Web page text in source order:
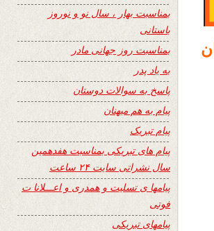
بمناسبت بهار ، سال نو و نوروز
باستانی
بمناسبت روز جهانی مادر
به یاد پدر
پاسخ به سوالات دوستان
پیام به هم میهنان
پیام تبریک
پیام های تبریکی بمناسبت هفدهمین
سال نشراتی سایت ۲۴ ساعت
پیامها ی تسلیت و همدری و اعـــلانا ت
فوتی
پیامهای تبریکی